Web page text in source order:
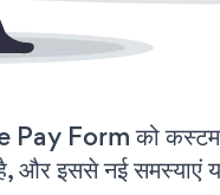
Pay Form को
इससे नई समस्याएं या